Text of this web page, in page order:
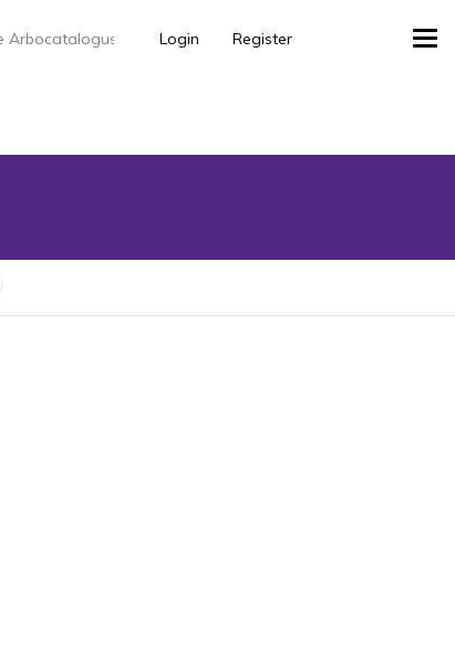
Login Register